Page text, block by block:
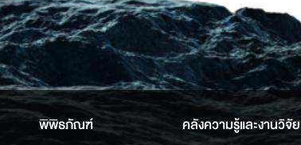
พิพิธภัณฑ์ คลังความรู้และงานวิจัย